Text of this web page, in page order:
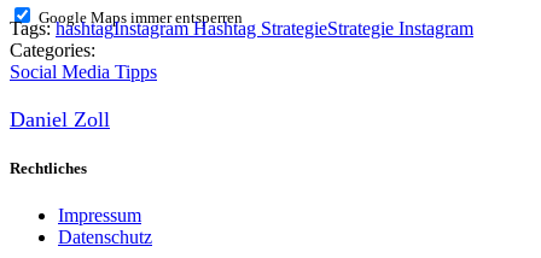
Google Maps immer entsperren
Tags: hashtagInstagram Hashtag StrategieStrategie Instagram
Categories:
Social Media Tipps
Daniel Zoll
Rechtliches
Impressum
Datenschutz